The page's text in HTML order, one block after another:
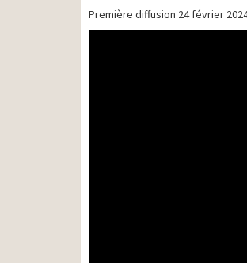
Première diffusion 24 février